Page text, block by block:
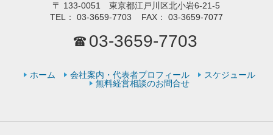
〒 133-0051 東京都江戸川区北小岩6-21-5
TEL：
03-3659-7703 FAX： 03-3659-7077
03-3659-7703
ホーム 会社案内・代表者プロフィール
スケジュール
無料経営相談のお問合せ